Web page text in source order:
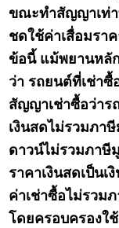
ขณะทำสัญญาเท่า
ชดใช้ค่าเสื่อมรา
ข้อนี้ แม้พยานหลั
ว่า รถยนต์ที่เช่าซื้
สัญญาเช่าซื้อว่าร
เงินสดไม่รวมภาษี
ดาวน์ไม่รวมภาษี
ราคาเงินสดเป็นเ
ค่าเช่าซื้อไม่รวม
โดยครอบครองใ